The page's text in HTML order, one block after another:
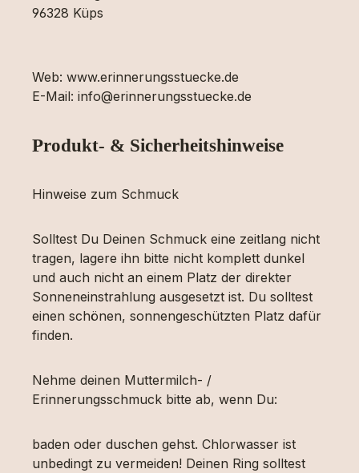
96328 Küps
Web: www.erinnerungsstuecke.de
E-Mail: info@erinnerungsstuecke.de
Produkt- & Sicherheitshinweise
Hinweise zum Schmuck
Solltest Du Deinen Schmuck eine zeitlang nicht
tragen, lagere ihn bitte nicht komplett dunkel
und auch nicht an einem Platz der direkter
Sonneneinstrahlung ausgesetzt ist. Du solltest
einen schönen, sonnengeschützten Platz dafür
finden.
Nehme deinen Muttermilch- /
Erinnerungsschmuck bitte ab, wenn Du:
baden oder duschen gehst. Chlorwasser ist
unbedingt zu vermeiden! Deinen Ring solltest